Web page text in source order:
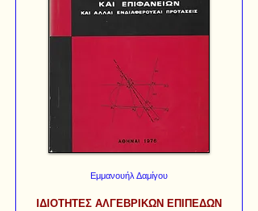
Εμμανουήλ Δαμίγου
ΙΔΙΟΤΗΤΕΣ ΑΛΓΕΒΡΙΚΩΝ ΕΠΙΠΕΔΩΝ